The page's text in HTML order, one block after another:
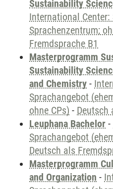
Sustainability
International
Sprachenzentrum;
Fremdsprache B1
Masterprogramm
Sustainability
and Chemistry -
Sprachangebot
ohne CPs) - Deutsch
Leuphana Bachelor -
Sprachangebot
Deutsch als
Masterprogramm
and Organization -